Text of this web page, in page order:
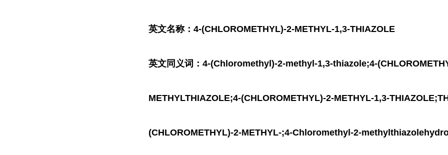
英文名称：4-(CHLOROMETHYL)-2-METHYL-1,3-THIAZOLE
英文同义词：4-(Chloromethyl)-2-methyl-1,3-thiazole;4-
METHYLTHIAZOLE;4-(CHLOROMETHYL)-2-METHYL-1,3-
(CHLOROMETHYL)-2-METHYL-;4-Chloromethyl-2-